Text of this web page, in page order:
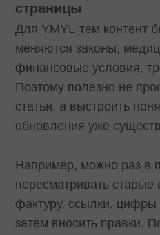
страницы
Для YMYL-тем контент
меняются законы,
финансовые условия,
Поэтому полезно не
статьи, а выстроить
обновления уже
Например, можно раз в
пересматривать старые
фактуру, ссылки,
затем вносить правки.